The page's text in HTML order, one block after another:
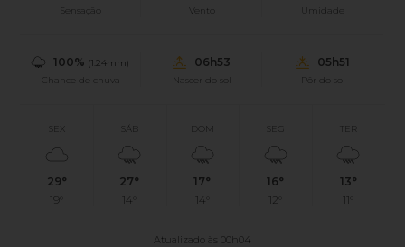
Sensação Vento Umidade
100% (1.24mm)
Chance de chuva
06h53
Nascer do sol
05h51
Pôr do sol
SEX
29°
19°
SÁB
27°
14°
DOM
17°
14°
SEG
16°
12°
TER
13°
11°
Atualizado às 00h04